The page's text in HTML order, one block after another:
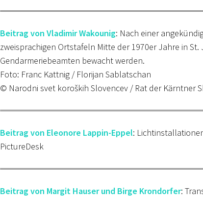
Beitrag von Vladimir Wakounig: Nach einer
zweisprachigen Ortstafeln Mitte der 1970er Jahre in
Gendarmeriebeamten bewacht werden.
Foto: Franc Kattnig / Florijan Sablatschan
© Narodni svet koroških Slovencev / Rat der Kärntner
Beitrag von Eleonore Lappin-Eppel:
PictureDesk
Beitrag von Margit Hauser und Birge Krondorfer: